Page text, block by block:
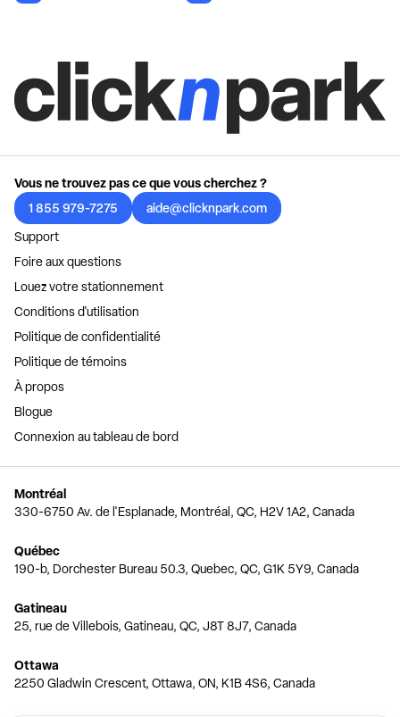
Vous ne trouvez pas ce que vous cherchez ?
1 855 979-7275
aide@clicknpark.com
Support
Foire aux questions
Louez votre stationnement
Conditions d'utilisation
Politique de confidentialité
Politique de témoins
À propos
Blogue
Connexion au tableau de bord
Montréal
330-6750 Av. de l'Esplanade, Montréal, QC, H2V 1A2, Canada
Québec
190-b, Dorchester Bureau 50.3, Quebec, QC, G1K 5Y9, Canada
Gatineau
25, rue de Villebois, Gatineau, QC, J8T 8J7, Canada
Ottawa
2250 Gladwin Crescent, Ottawa, ON, K1B 4S6, Canada